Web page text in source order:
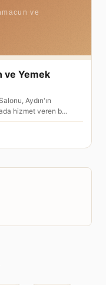
ve Yemek
Aydın'ın
hizmet veren b…